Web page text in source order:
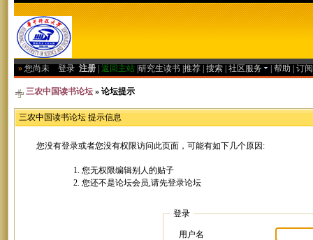
» 您尚未 登录 注册 返回主站 研究生读书 推荐 搜索 社区服务 帮助 订
三农中国读书论坛 » 论坛提示
三农中国读书论坛 提示信息
您没有登录或者您没有权限访问此页面，可能有如下几个原因:
您无权限编辑别人的贴子
您还不是论坛会员,请先登录论坛
登录
用户名